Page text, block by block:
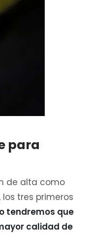
para
de alta como
tres primeros
tendremos que
calidad de